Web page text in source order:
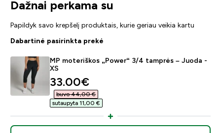
Dažnai perkama su
Papildyk savo krepšelį produktais, kurie geriau veikia kartu
Dabartinė pasirinkta prekė
MP moteriškos „Power“ 3/4 tamprės – Juoda -
XS
discounted price
33.00€‎
buvo 44,00 €‎
sutaupyta 11,00 €‎